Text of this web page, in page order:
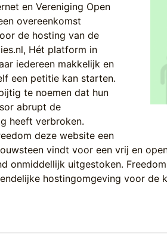
en Vereniging Open
overeenkomst
de hosting van de
Hét platform in
iedereen makkelijk en
een petitie kan starten.
te noemen dat hun
abrupt de
heeft verbroken.
deze website een
vindt voor een vrij en
onmiddellijk uitgestoken.
hostingomgeving voor de